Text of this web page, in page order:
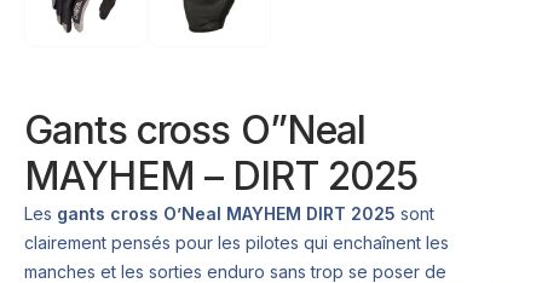
Gants cross O”Neal
MAYHEM – DIRT 2025
Les gants cross O’Neal MAYHEM DIRT 2025 sont
clairement pensés pour les pilotes qui enchaînent les
manches et les sorties enduro sans trop se poser de